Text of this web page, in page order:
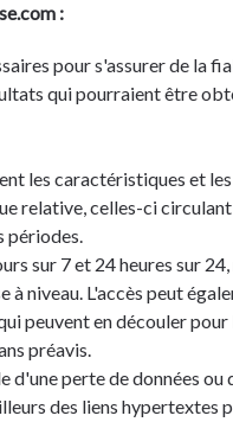
:
pour s'assurer de
qui pourraient être
les caractéristiques et
relative, celles-ci
périodes.
sur 7 et 24 heures sur
niveau. L'accès peut
peuvent en découler
préavis.
d'une perte de données
des liens hypertextes